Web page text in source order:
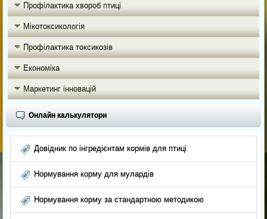
Профілактика хвороб птиці
Мікотоксикологія
Профілактика токсикозів
Економіка
Маркетинг інновацій
Онлайн калькулятори
Довідник по інгредієнтам кормів для птиці
Нормування корму для мулардів
Нормування корму за стандартною методикою